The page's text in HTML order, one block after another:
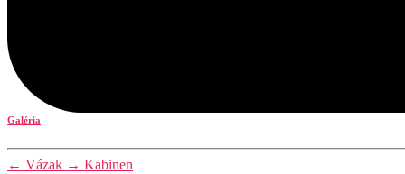
Galéria
← Vázak → Kabinen